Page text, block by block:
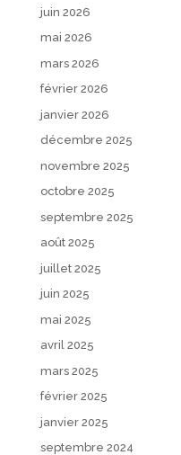
juin 2026
mai 2026
mars 2026
février 2026
janvier 2026
décembre 2025
novembre 2025
octobre 2025
septembre 2025
août 2025
juillet 2025
juin 2025
mai 2025
avril 2025
mars 2025
février 2025
janvier 2025
septembre 2024